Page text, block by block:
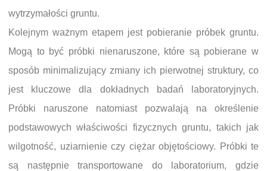
wytrzymałości gruntu.
Kolejnym ważnym etapem jest pobieranie próbek gruntu.
Mogą to być próbki nienaruszone, które są pobierane w
sposób minimalizujący zmiany ich pierwotnej struktury, co
jest kluczowe dla dokładnych badań laboratoryjnych.
Próbki naruszone natomiast pozwalają na określenie
podstawowych właściwości fizycznych gruntu, takich jak
wilgotność, uziarnienie czy ciężar objętościowy. Próbki te
są następnie transportowane do laboratorium, gdzie